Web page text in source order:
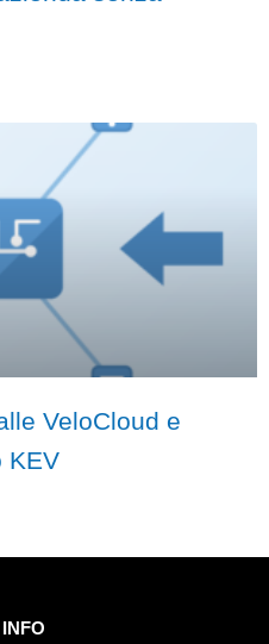
VeloCloud e
KEV
INFO